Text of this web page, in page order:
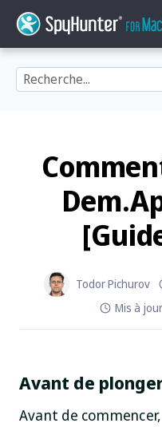
content
Todor Pichurov
Mis à
Avant de
Avant de